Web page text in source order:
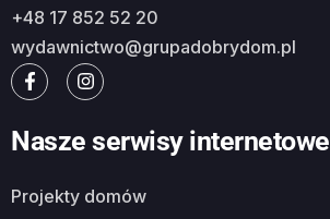
+48 17 852 52 20
wydawnictwo@grupadobrydom.pl
Nasze serwisy internetowe
Projekty domów